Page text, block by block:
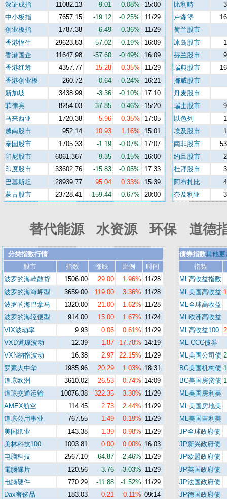
深证成指
11082.13 -9.01 -0.08%
15:00
中小板指
7657.15 -19.12 -0.25%
11/29
创业板指
1787.38 -6.49 -0.36%
11/29
香港恆生
29623.83 -57.02 -0.19%
16:09
香港国企
11647.98 -57.60 -0.49%
16:09
香港红筹
4357.77 15.28 0.35%
11/29
香港创业板
260.72 -0.64 -0.24%
16:21
新加坡
3438.99 -3.36 -0.10%
17:10
菲律宾
8254.03 -37.85 -0.46%
15:20
马来西亚
1720.38 5.96 0.35%
17:05
越南股市
952.14 10.93 1.16%
15:01
泰国股市
1705.33 -1.19 -0.07%
17:07
印尼股市
6061.367 -9.35 -0.15%
16:00
印度股市
33602.76 -15.83 -0.05%
17:33
巴基斯坦
28939.77 95.04 0.33%
15:39
蒙古股市
23728.41 -159.44 -0.67% 20:00
比利時
卢森堡
荷兰股市
冰岛股市
芬兰股市
瑞典股市
挪威股市
丹麦股市
瑞士股市
以色列
埃及股市
南非股市
约旦股市
杜拜股市
阿布扎比
奈及利亚
替代能源 水资源 环保 道德
分类指数行情
股市
指数 涨跌 比例
时间
波罗的海乾散货
1506.00 29.00 1.96% 11/28
波罗的海海岬型
3659.00 119.00 3.36% 11/28
波罗的海巴拿马
1320.00 21.00 1.62% 11/28
波罗的海轻便型
914.00 15.00 1.67% 11/24
VIX波动率
9.93 0.06 0.61% 11/29
VXD道琼波动
12.39 1.87 17.78% 14:19
VXN納指波动
16.38 2.97 22.15% 11/29
罗素大中华
1985.96 20.29 1.03% 18:31
道琼欧洲
3610.02 26.53 0.74% 14:09
道琼交通运输
10076.38 322.35 3.30% 11/29
AMEX航空
114.45 2.73 2.44% 11/29
道琼公用事业
767.55 1.49 0.19% 11/29
美国纸业
143.38 1.39 0.98% 11/29
美林科技100
1003.81 0.00 0.00% 16:03
电脑科技
2567.10 -64.87 -2.46% 11/29
電腦碟片
120.56 -3.76 -3.03% 11/29
电脑硬件
770.29 -11.88 -1.52% 11/29
Dax奢侈品
183.03 0.21 0.11% 09:14
债券指数其他
指数
ML高收益指数
ML美国高收益
ML全球高收益
ML欧洲高收益
ML高收益100
ML CCC债券
ML美国公司债
BC美国机构债
BC美国房贷债
ML美国房利美
ML美国房地美
ML美国吉利美
JP全球政府债
JP新兴政府债
JP欧盟政府债
JP英国政府债
JP法国政府债
JP德国政府债